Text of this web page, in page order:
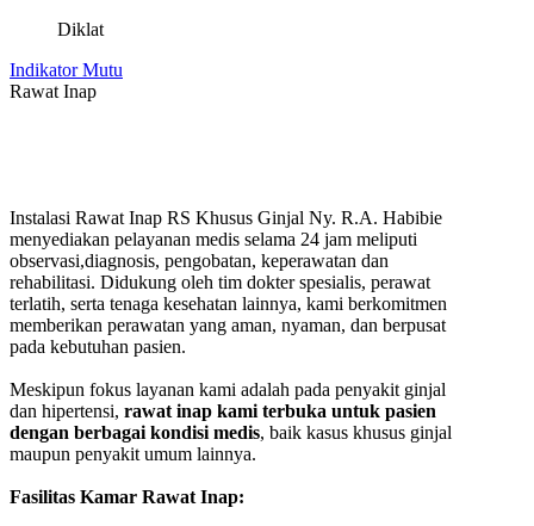
Diklat
Indikator Mutu
Rawat Inap
Instalasi Rawat Inap RS Khusus Ginjal Ny. R.A. Habibie
menyediakan pelayanan medis selama 24 jam meliputi
observasi,diagnosis, pengobatan, keperawatan dan
rehabilitasi. Didukung oleh tim dokter spesialis, perawat
terlatih, serta tenaga kesehatan lainnya, kami berkomitmen
memberikan perawatan yang aman, nyaman, dan berpusat
pada kebutuhan pasien.
Meskipun fokus layanan kami adalah pada penyakit ginjal
dan hipertensi, rawat inap kami terbuka untuk pasien
dengan berbagai kondisi medis, baik kasus khusus ginjal
maupun penyakit umum lainnya.
Fasilitas Kamar Rawat Inap: